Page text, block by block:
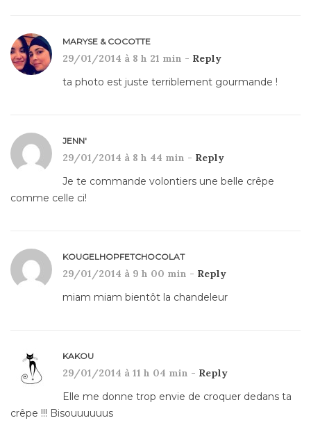
MARYSE & COCOTTE
29/01/2014 à 8 h 21 min - Reply
ta photo est juste terriblement gourmande !
JENN'
29/01/2014 à 8 h 44 min - Reply
Je te commande volontiers une belle crêpe
comme celle ci!
KOUGELHOPFETCHOCOLAT
29/01/2014 à 9 h 00 min - Reply
miam miam bientôt la chandeleur
KAKOU
29/01/2014 à 11 h 04 min - Reply
Elle me donne trop envie de croquer dedans ta
crêpe !!! Bisouuuuuus